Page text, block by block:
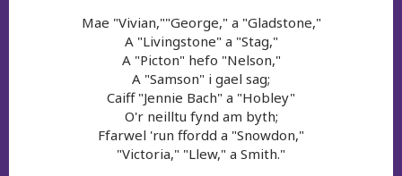
Mae "Vivian,""George," a "Gladstone,"
A "Livingstone" a "Stag,"
A "Picton" hefo "Nelson,"
A "Samson" i gael sag;
Caiff "Jennie Bach" a "Hobley"
O'r neilltu fynd am byth;
Ffarwel 'run ffordd a "Snowdon,"
"Victoria," "Llew," a Smith."